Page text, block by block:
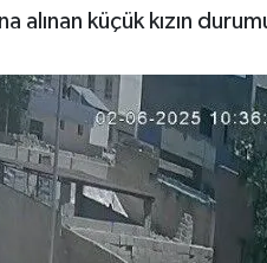
küçük kızın